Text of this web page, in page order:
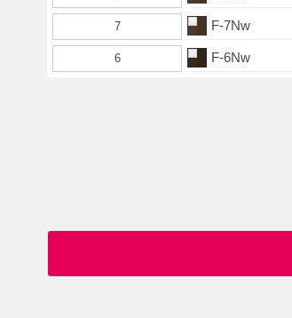
7 F-7Nw
6 F-6Nw